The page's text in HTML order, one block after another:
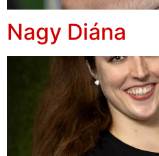
Nagy Diána